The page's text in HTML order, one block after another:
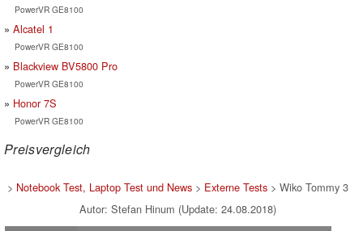
PowerVR GE8100
Alcatel 1
PowerVR GE8100
Blackview BV5800 Pro
PowerVR GE8100
Honor 7S
PowerVR GE8100
Preisvergleich
> Notebook Test, Laptop Test und News> Externe Tests> Wiko Tommy 3
Autor: Stefan Hinum (Update: 24.08.2018)